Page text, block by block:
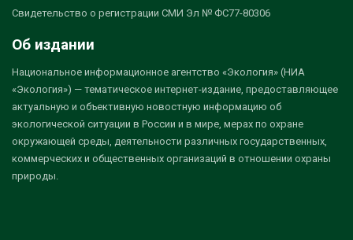
Свидетельство о регистрации СМИ Эл № ФС77-80306
Об издании
Национальное информационное агентство «Экология» (НИА
«Экология») — тематическое интернет-издание, предоставляющее
актуальную и объективную новостную информацию об
экологической ситуации в России и в мире, мерах по охране
окружающей среды, деятельности различных государственных,
коммерческих и общественных организаций в отношении охраны
природы.